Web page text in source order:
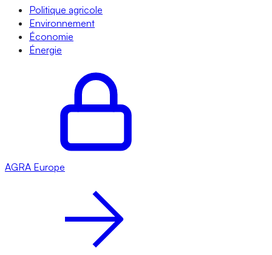
Politique agricole
Environnement
Économie
Énergie
AGRA Europe